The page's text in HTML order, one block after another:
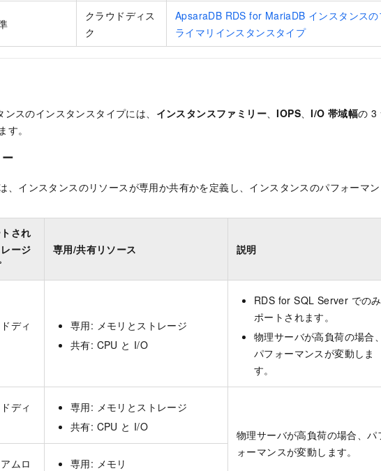
クラウドディス
ク
ApsaraDB RDS for MariaDB インスタンスの
ライマリインスタンスタイプ
スのインスタンスタイプには、 インスタンスファミリー、IOPS、I/O 帯域幅の 3
す。
、インスタンスのリソースが専用か共有かを定義し、インスタンスのパフォーマ
され
ージ
専用/共有リソース 説明
ディ
専用: メモリとストレージ
共有: CPU と I/O
RDS for SQL Server での
ポートされます。
物理サーバが高負荷の場合、
パフォーマンスが変動しま
す。
ディ
専用: メモリとストレージ
共有: CPU と I/O
物理サーバが高負荷の場合、パ
ォーマンスが変動します。
ムロ
専用: メモリ